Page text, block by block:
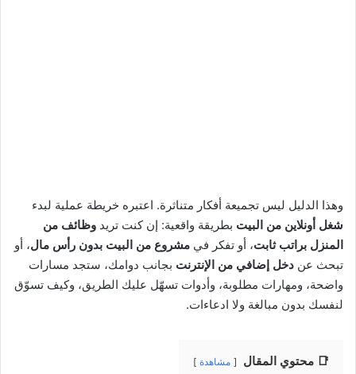
وهذا الدليل ليس تجميعة أفكار متناثرة. اعتبره خريطة عملية لبدء
شغل أونلاين من البيت بطريقة واقعية: إن كنت تريد وظائف من
المنزل براتب ثابت، أو تفكر في مشروع من البيت بدون رأس مال، أو
تبحث عن دخل إضافي من الإنترنت بجانب دوامك، ستجد مسارات
واضحة، ومهارات مطلوبة، وأدوات تسهّل عليك الطريق، وكيف تسوّق
لنفسك بدون مبالغة ولا ادعاءات.
📑 محتوي المقال مشاهدة